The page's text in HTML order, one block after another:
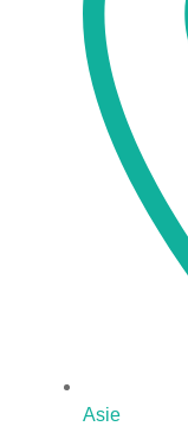
Asie